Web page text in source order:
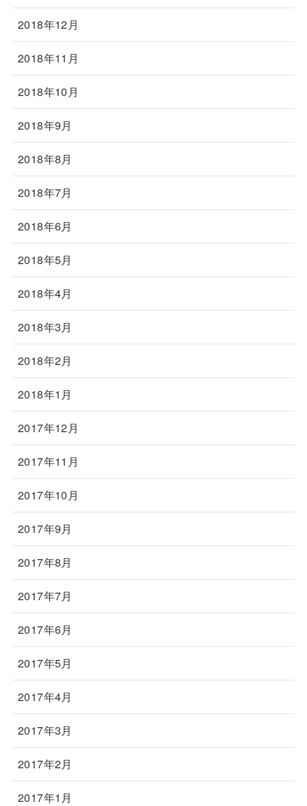
2018年12月
2018年11月
2018年10月
2018年9月
2018年8月
2018年7月
2018年6月
2018年5月
2018年4月
2018年3月
2018年2月
2018年1月
2017年12月
2017年11月
2017年10月
2017年9月
2017年8月
2017年7月
2017年6月
2017年5月
2017年4月
2017年3月
2017年2月
2017年1月